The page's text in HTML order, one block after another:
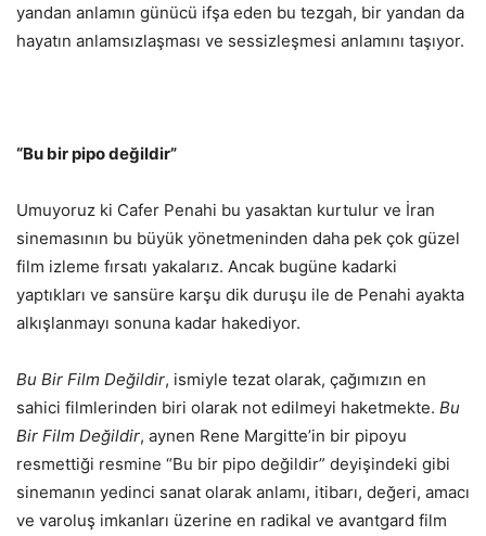
yandan anlamın günücü ifşa eden bu tezgah, bir yandan da
hayatın anlamsızlaşması ve sessizleşmesi anlamını taşıyor.
“Bu bir pipo değildir”
Umuyoruz ki Cafer Penahi bu yasaktan kurtulur ve İran
sinemasının bu büyük yönetmeninden daha pek çok güzel
film izleme fırsatı yakalarız. Ancak bugüne kadarki
yaptıkları ve sansüre karşu dik duruşu ile de Penahi ayakta
alkışlanmayı sonuna kadar hakediyor.
Bu Bir Film Değildir, ismiyle tezat olarak, çağımızın en
sahici filmlerinden biri olarak not edilmeyi haketmekte. Bu
Bir Film Değildir, aynen Rene Margitte’in bir pipoyu
resmettiği resmine “Bu bir pipo değildir” deyişindeki gibi
sinemanın yedinci sanat olarak anlamı, itibarı, değeri, amacı
ve varoluş imkanları üzerine en radikal ve avantgard film